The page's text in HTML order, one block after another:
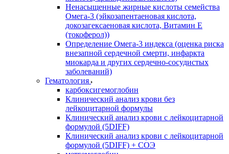
Ненасыщенные жирные кислоты семейства
Омега-3 (эйкозапентаеновая кислота,
докозагексаеновая кислота, Витамин E
(токоферол))
Определение Омега-3 индекса (оценка риска
внезапной сердечной смерти, инфаркта
миокарда и других сердечно-сосудистых
заболеваний)
Гематология
карбоксигемоглобин
Клинический анализ крови без
лейкоцитарной формулы
Клинический анализ крови с лейкоцитарной
формулой (5DIFF)
Клинический анализ крови с лейкоцитарной
формулой (5DIFF) + СОЭ